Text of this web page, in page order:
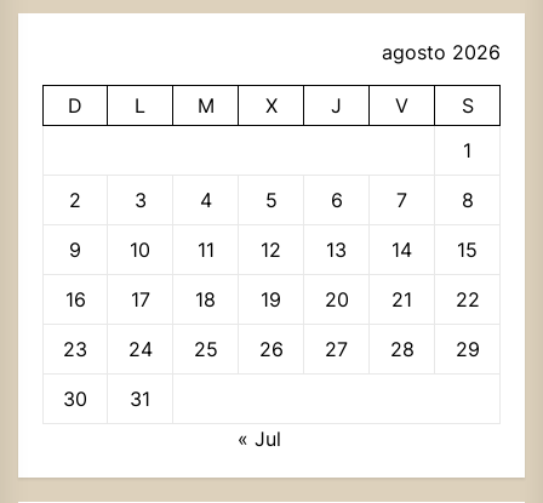
agosto 2026
D L M X J V
S
1
2 3 4 5 6 7 8
9 10 11 12 13 14 15
16 17 18 19 20 21 22
23 24 25 26 27 28 29
30
31
« Jul